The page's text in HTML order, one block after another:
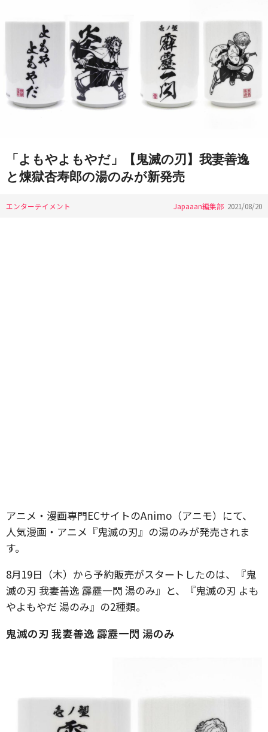
「よもやよもやだ」【鬼滅の刃】我妻善逸
と煉獄杏寿郎の湯のみが新発売
エンターテイメント Japaaan編集部 2021/08/20
アニメ・漫画専門ECサイトのAnimo（アニモ）にて、
人気漫画・アニメ『鬼滅の刃』の湯のみが発売されま
す。
8月19日（木）から予約販売がスタートしたのは、『鬼
滅の刃 我妻善逸 霹靂一閃 湯のみ』と、『鬼滅の刃 よも
やよもやだ 湯のみ』の2種類。
鬼滅の刃 我妻善逸 霹靂一閃 湯のみ